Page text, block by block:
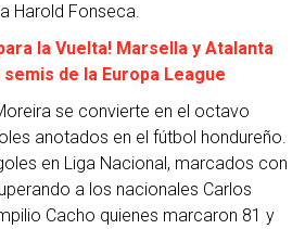
Harold Fonseca.
la Vuelta! Marsella y Atalanta
de la Europa League
se convierte en el octavo
anotados en el fútbol hondureño.
en Liga Nacional, marcados con
a los nacionales Carlos
Cacho quienes marcaron 81 y